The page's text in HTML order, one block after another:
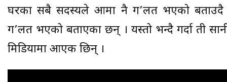
घरका सबै सदस्यले आमा नै ग’लत भएको
ग’लत भएको बताएका छन् । यस्तो भन्दै गर्दा ती
मिडियामा आएकी छिन् ।